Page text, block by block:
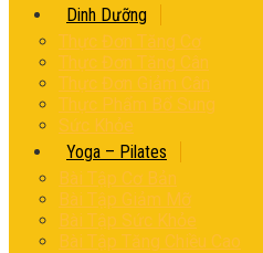
Dinh Dưỡng
Thực Đơn Tăng Cơ
Thực Đơn Tăng Cân
Thực Đơn Giảm Cân
Thực Phẩm Bổ Sung
Sức Khỏe
Yoga – Pilates
Bài Tập Cơ Bản
Bài Tập Giảm Mỡ
Bài Tập Sức Khỏe
Bài Tập Tăng Chiều Cao